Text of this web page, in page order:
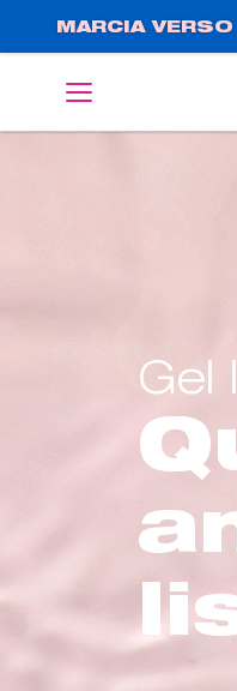
principale
MARCIA
English
Gel